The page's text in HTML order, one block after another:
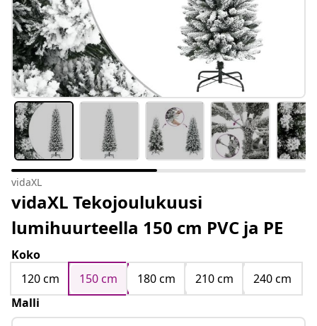
vidaXL
vidaXL Tekojoulukuusi
lumihuurteella 150 cm PVC ja PE
Koko
120 cm
150 cm 180 cm 210 cm
240 cm
Malli